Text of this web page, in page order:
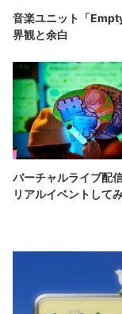
音楽ユニット「
界観と余白
バーチャルライブ配
リアルイベントして